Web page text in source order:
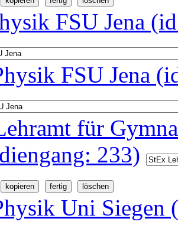
FSU Jena
FSU Jena
für
233)
Uni Siegen